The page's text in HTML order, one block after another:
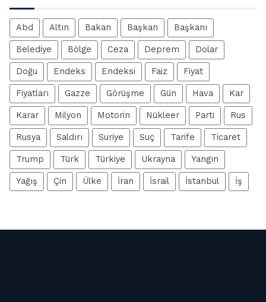
Abd Altın Bakan Başkan Başkanı
Belediye Bölge Ceza Deprem Dolar
Doğu Endeks Endeksi Faiz Fiyat
Fiyatları Gazze Görüşme Gün Hava Kar
Karar Milyon Motorin Nükleer Parti Rus
Rusya Saldırı Suriye Suç Tarife Ticaret
Trump Türk Türkiye Ukrayna Yangın
Yağış Çin Ülke İran İsrail İstanbul İş